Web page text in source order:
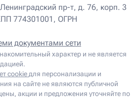
пр-т, д. 76, корп. 3
774301001, ОГРН
документами сети
характер и не является
cookie для персонализации и
на сайте не являются публичной
акции и предложения уточняйте по